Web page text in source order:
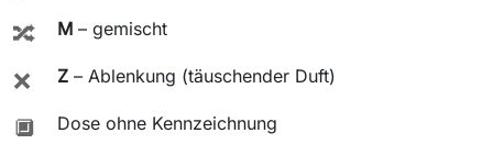
🔀 M – gemischt
❌ Z – Ablenkung (täuschender Duft)
🔲 Dose ohne Kennzeichnung